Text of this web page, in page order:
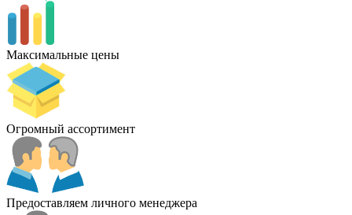
Максимальные цены
Огромный ассортимент
Предоставляем личного менеджера